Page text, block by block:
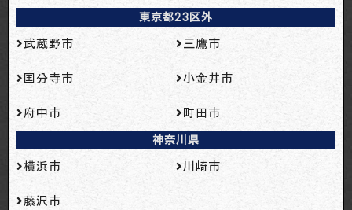
東京都23区外
武蔵野市 三鷹市
国分寺市 小金井市
府中市 町田市
神奈川県
横浜市 川崎市
藤沢市